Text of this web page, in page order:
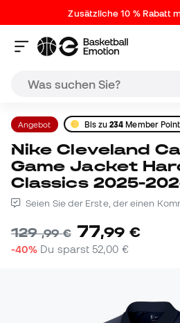
Zusätzliche 10 % Rabatt
Angebot Bis zu234 Member
Nike Cleveland Cavaliers
Game Jacket
Classics 2025-
Seien Sie der Erste, der einen
129,99 € 77,99 €
-40% Du sparst52,00 €